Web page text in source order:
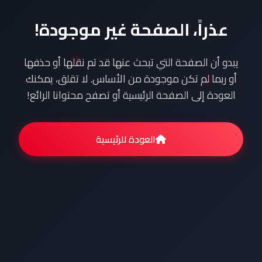
عذراً، الصفحة غير موجودة!
يبدو أن الصفحة التي تبحث عنها قد تم نقلها أو حذفها
أو ربما لم تكن موجودة من الأساس. لا تقلق، يمكنك
العودة إلى الصفحة الرئيسية أو تصفح محتوانا الرائع!
العودة للرئيسية